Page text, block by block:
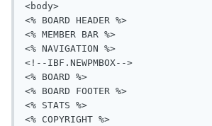
<body>
<% BOARD HEADER %>
<% MEMBER BAR %>
<% NAVIGATION %>
<!--IBF.NEWPMBOX-->
<% BOARD %>
<% BOARD FOOTER %>
<% STATS %>
<% COPYRIGHT %>